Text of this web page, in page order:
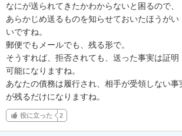
なにが送られてきたかわからないと困るので、
あらかじめ送るものを知らせておいたほうがい
いですね。
郵便でもメールでも、残る形で。
そうすれば、拒否されても、送った事実は証明
可能になりますね。
あなたの債務は履行され、相手が受領しない事
が残るだけになりますね。
役に立った 2